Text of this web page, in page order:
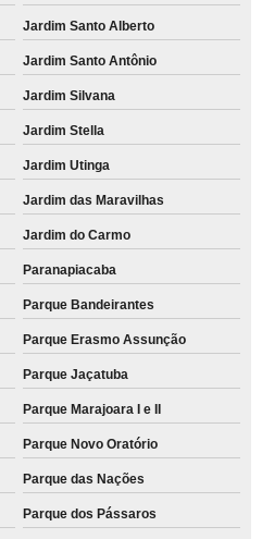
Jardim Santo Alberto
Jardim Santo Antônio
Jardim Silvana
Jardim Stella
Jardim Utinga
Jardim das Maravilhas
Jardim do Carmo
Paranapiacaba
Parque Bandeirantes
Parque Erasmo Assunção
Parque Jaçatuba
Parque Marajoara I e II
Parque Novo Oratório
Parque das Nações
Parque dos Pássaros